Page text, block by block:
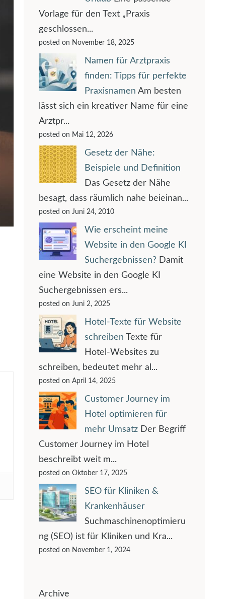
Vorlage für den Text „Praxis
geschlossen...
posted on November 18, 2025
Namen für Arztpraxis
finden: Tipps für perfekte
Praxisnamen Am besten
lässt sich ein kreativer Name für eine
Arztpr...
posted on Mai 12, 2026
Gesetz der Nähe:
Beispiele und Definition
Das Gesetz der Nähe
besagt, dass räumlich nahe beieinan...
posted on Juni 24, 2010
Wie erscheint meine
Website in den Google KI
Suchergebnissen? Damit
eine Website in den Google KI
Suchergebnissen ers...
posted on Juni 2, 2025
Hotel-Texte für Website
schreiben Texte für
Hotel-Websites zu
schreiben, bedeutet mehr al...
posted on April 14, 2025
Customer Journey im
Hotel optimieren für
mehr Umsatz Der Begriff
Customer Journey im Hotel
beschreibt weit m...
posted on Oktober 17, 2025
SEO für Kliniken &
Krankenhäuser
Suchmaschinenoptimieru
ng (SEO) ist für Kliniken und Kra...
posted on November 1, 2024
Archive